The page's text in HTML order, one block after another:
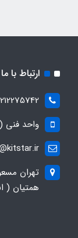
ارتباط با ما
واحد فنی
تهران
همتیان (